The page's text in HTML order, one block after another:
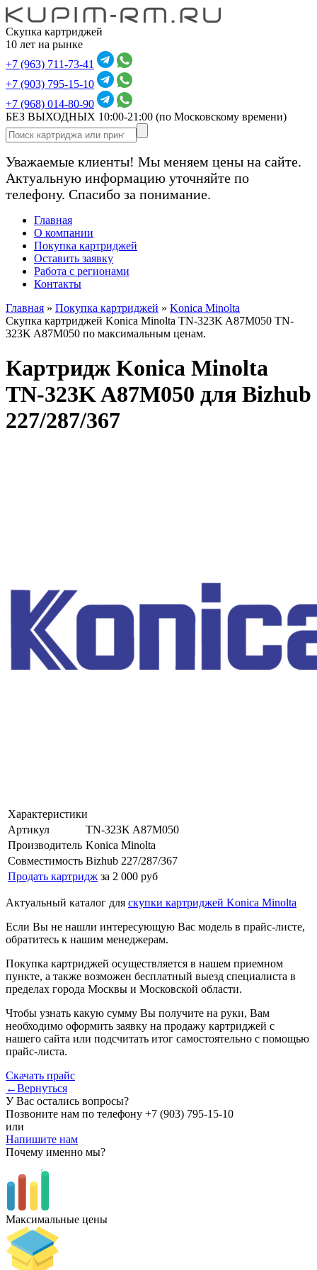
Скупка картриджей
10 лет на рынке
+7 (963) 711-73-41
+7 (903) 795-15-10
+7 (968) 014-80-90
БЕЗ ВЫХОДНЫХ 10:00-21:00 (по Московскому времени)
Уважаемые клиенты! Мы меняем цены на сайте.
Актуальную информацию уточняйте по
телефону. Спасибо за понимание.
Главная
О компании
Покупка картриджей
Оставить заявку
Работа с регионами
Контакты
Главная » Покупка картриджей » Konica Minolta
Скупка картриджей Konica Minolta TN-323K A87M050 TN-
323K A87M050 по максимальным ценам.
Картридж Konica Minolta
TN-323K A87M050 для Bizhub
227/287/367
Характеристики
Артикул
TN-323K A87M050
Производитель Konica Minolta
Совместимость Bizhub 227/287/367
Продать картридж за 2 000 руб
Актуальный каталог для скупки картриджей Konica Minolta
Если Вы не нашли интересующую Вас модель в прайс-листе,
обратитесь к нашим менеджерам.
Покупка картриджей осуществляется в нашем приемном
пункте, а также возможен бесплатный выезд специалиста в
пределах города Москвы и Московской области.
Чтобы узнать какую сумму Вы получите на руки, Вам
необходимо оформить заявку на продажу картриджей с
нашего сайта или подсчитать итог самостоятельно с помощью
прайс-листа.
Скачать прайс
←Вернуться
У Вас остались вопросы?
Позвоните нам по телефону +7 (903) 795-15-10
или
Напишите нам
Почему именно мы?
Максимальные цены